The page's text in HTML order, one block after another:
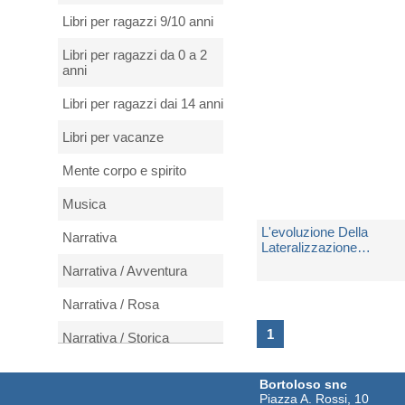
Libri per ragazzi 9/10 anni
Libri per ragazzi da 0 a 2
anni
Libri per ragazzi dai 14 anni
Libri per vacanze
Mente corpo e spirito
Musica
Narrativa
Narrativa / Avventura
Narrativa / Rosa
Narrativa / Storica
Natura e animali
L'evoluzione Della
Lateralizzazione
Non Disponibile
1
Bortoloso snc
Piazza A. Rossi, 10